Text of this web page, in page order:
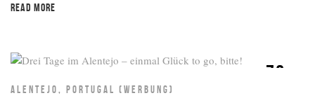
READ MORE
72
ALENTEJO, PORTUGAL (WERBUNG)